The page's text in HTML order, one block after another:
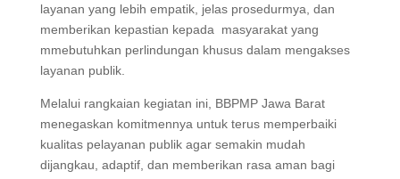
layanan yang lebih empatik, jelas prosedurmya, dan
memberikan kepastian kepada masyarakat yang
mmebutuhkan perlindungan khusus dalam mengakses
layanan publik.
Melalui rangkaian kegiatan ini, BBPMP Jawa Barat
menegaskan komitmennya untuk terus memperbaiki
kualitas pelayanan publik agar semakin mudah
dijangkau, adaptif, dan memberikan rasa aman bagi